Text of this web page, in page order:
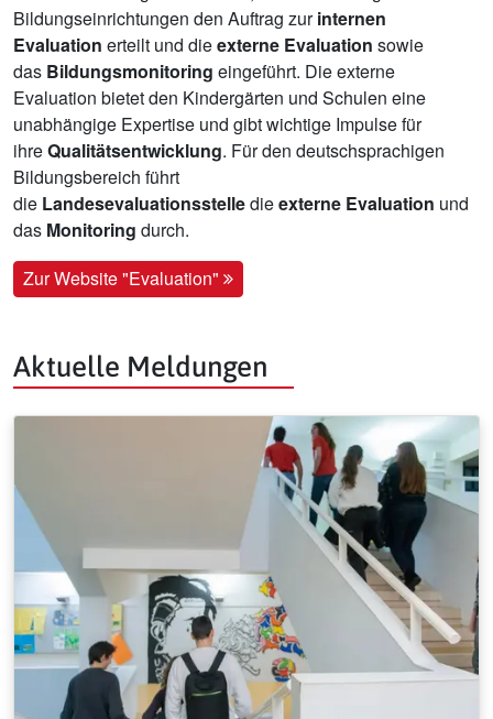
Bildungseinrichtungen den Auftrag zurinternen
Evaluation erteilt und dieexterne Evaluation sowie
das Bildungsmonitoring eingeführt. Die externe
Evaluation bietet den Kindergärten und Schulen eine
unabhängige Expertise und gibt wichtige Impulse für
ihreQualitätsentwicklung. Für den deutschsprachigen
Bildungsbereich führt
die Landesevaluationsstelledieexterne Evaluation und
das Monitoring durch.
Zur Website "Evaluation"
Aktuelle Meldungen